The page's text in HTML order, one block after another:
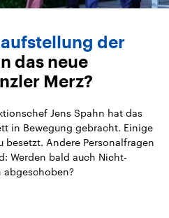
der
das neue
Merz?
Jens Spahn hat das
in Bewegung gebracht. Einige
besetzt. Andere Personalfragen
Werden bald auch Nicht-
abgeschoben?